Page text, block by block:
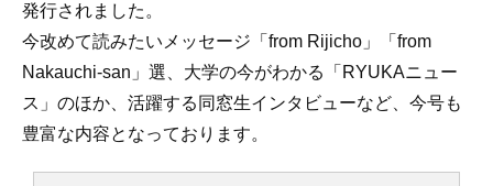
発行されました。
今改めて読みたいメッセージ「from Rijicho」「from
Nakauchi-san」選、大学の今がわかる「RYUKAニュー
ス」のほか、活躍する同窓生インタビューなど、今号も
豊富な内容となっております。